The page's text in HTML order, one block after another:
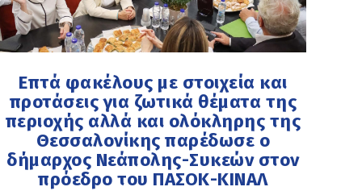
Επτά φακέλους με στοιχεία και
προτάσεις για ζωτικά θέματα της
περιοχής αλλά και ολόκληρης της
Θεσσαλονίκης παρέδωσε ο
δήμαρχος Νεάπολης-Συκεών στον
πρόεδρο του ΠΑΣΟΚ-ΚΙΝΑΛ